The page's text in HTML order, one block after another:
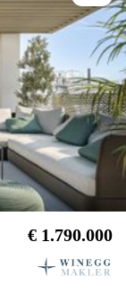
€ 1.790.000